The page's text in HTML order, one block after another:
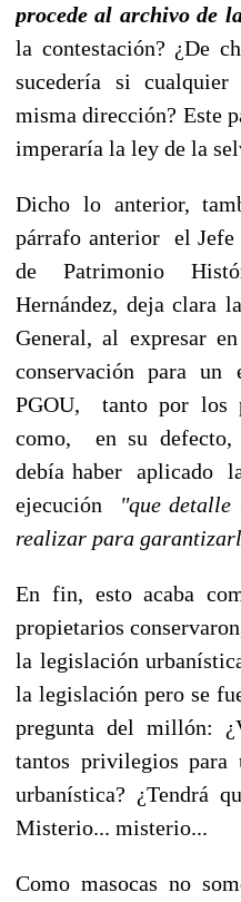
procede al archivo de
la contestación? ¿De
sucedería si
misma dirección? Este
imperaría la ley de la
Dicho lo anterior,
párrafo anterior el Jefe
de Patrimonio
Hernández, deja clara
General, al expresar
conservación para un
PGOU, tanto por los
como, en su defecto,
debía haber aplicado
ejecución
"que detalle
realizar para
En fin, esto acaba
propietarios
la legislación
la legislación pero se
pregunta del millón:
tantos privilegios para
urbanística? ¿Tendrá
Misterio... misterio...
Como masocas no